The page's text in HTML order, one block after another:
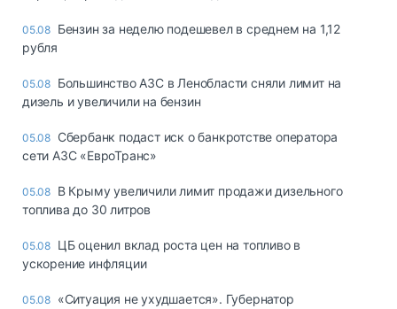
05.08 Бензин за неделю подешевел в среднем на 1,12
рубля
05.08 Большинство АЗС в Ленобласти сняли лимит на
дизель и увеличили на бензин
05.08 Сбербанк подаст иск о банкротстве оператора
сети АЗС «ЕвроТранс»
05.08 В Крыму увеличили лимит продажи дизельного
топлива до 30 литров
05.08 ЦБ оценил вклад роста цен на топливо в
ускорение инфляции
05.08 «Ситуация не ухудшается». Губернатор